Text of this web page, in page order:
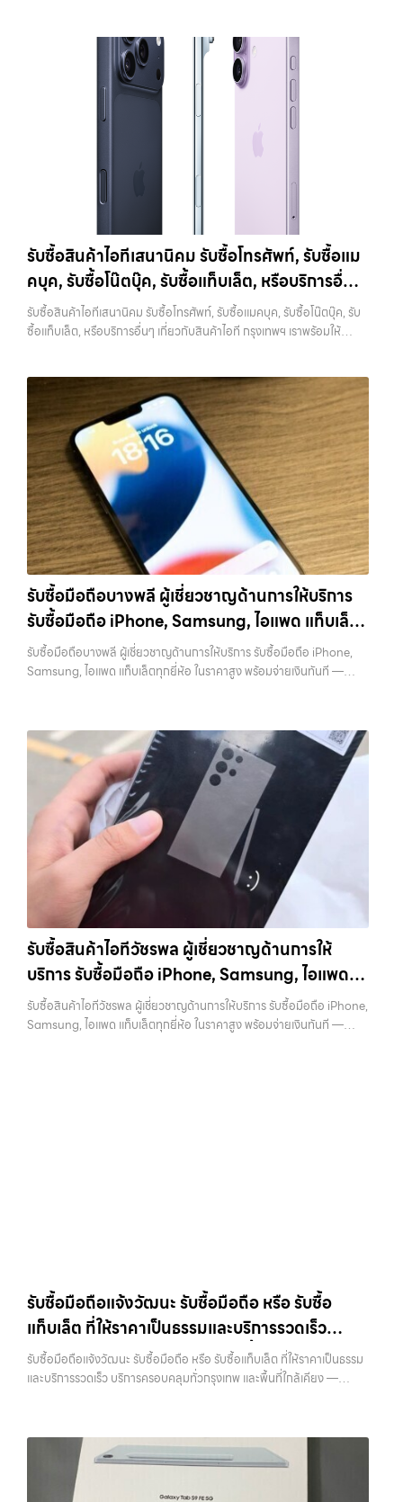
และได้รับการดูแลมาอย่างดี มักจะได้ราคาดีกว่าเครื่องที่มีคราบหรือฝุ่นสะสม
การทำความสะอาดไม่จำเป็นต้องใช้อุปกรณ์พิเศษ เพียงใช้ผ้านุ่มเช็ดหน้าจอ
เช็ดตัวเครื่อง และทำความสะอาดบริเวณเล็กๆ เช่น ช่องลำโพงหรือพอร์ต
ชาร์จ ก็เพียงพอแล้ว หากเป็นการขายผ่านออนไลน์ ภาพถ่ายก็มีผลอย่าง
มาก เครื่องที่ดูดีตั้งแต่ในรูป จะช่วยเพิ่มโอกาสในการต่อรองราคาได้มากขึ้น
5. ตรวจสอบสภาพเครื่องและแบตเตอรี่ สภาพของเครื่องเป็นปัจจัยหลักที่
สิ่งที่ควรตรวจสอบ ได้แก่ หน้าจอมีรอยหรือไม่ กล้องใช้งานได้ปกติหรือไม่
ปุ่มต่างๆ กดได้ครบหรือไม่ ลำโพงและไมโครโฟนทำงานหรือไม่ อีกจุดที่
สำคัญคือแบตเตอรี่ ซึ่งสามารถตรวจสอบได้จากเมนู Battery Health หาก
เปอร์เซ็นต์ยังอยู่ในระดับสูง จะช่วยให้ได้ราคาดีกว่าเครื่องที่แบตเสื่อม ในบาง
กรณี การเปลี่ยนแบตก่อนขายอาจช่วยเพิ่มมูลค่าได้ แต่ควรคำนวณต้นทุนให้
ดีว่าคุ้มค่าหรือไม่ 6. เช็คราคาก่อนขายทุกครั้ง การรู้ราคาตลาดก่อนขายเป็น
สิ่งที่ช่วยให้คุณไม่เสียเปรียบ หลายคนขายโดยไม่เช็คข้อมูล ทำให้โดนกด
ราคามากกว่าที่ควรจะเป็น แนะนำให้ลองเปรียบเทียบราคาจากหลายแหล่ง
ทั้งร้านรับซื้อและช่องทางออนไลน์ เพื่อให้เห็นภาพรวมของราคาในตลาด
ครบช่วยเพิ่มราคา แม้จะไม่ใช่ปัจจัยหลัก แต่การมีอุปกรณ์ครบ เช่น กล่อง
สายชาร์จ หรืออุปกรณ์เสริม จะช่วยเพิ่มความน่าสนใจให้กับเครื่อง สำหรับ
บางรุ่น การมีกล่องครบอาจช่วยเพิ่มราคาได้พอสมควร เพราะผู้ซื้อสามารถ
นำไปขายต่อได้ง่ายขึ้น อย่างไรก็ตาม หากไม่มีอุปกรณ์เหล่านี้ ก็ยังสามารถ
ขายได้ตามปกติ เพียงแต่อาจไม่ได้ราคาสูงเท่ากับเครื่องที่มีครบ 8. เลือกช่อง
ทางการขายให้เหมาะกับตัวเอง การขาย iPhone มีหลายวิธี แต่ละวิธีก็มีข้อดี
และข้อจำกัดต่างกัน การขายเองผ่านแพลตฟอร์มออนไลน์อาจได้ราคาสูง
กว่า แต่ต้องใช้เวลาและมีความเสี่ยงในการเจอผู้ซื้อที่ไม่น่าเชื่อถือ การขายให้
ร้านรับซื้อจะสะดวกและรวดเร็ว แต่ควรเลือกร้านที่มีความน่าเชื่อถือและให้
ราคาตามสภาพจริง อีกทางเลือกหนึ่งคือการใช้บริการจำนำ ซึ่งเหมาะกับคน
ที่ต้องการเงินด่วนแต่ยังไม่อยากขายขาด โดยสามารถเลือกใช้บริการ…
15,000 บาทiPhone 11 Pro 128GB รับซื้อได้ที่ 11,900 บาทราคาตลาด
มือสอง: 17,000 บาทiPhone 11 Pro 256GB รับซื้อได้ที่ 13,300 บาท
ราคาตลาดมือสอง: 19,000 บาทราคารับซื้อ iPhone 11 Pro
Max:iPhone 11 Pro Max 64GB รับซื้อได้ที่ 12,600 บาทราคาตลาดมือ
สอง: 18,000 บาทiPhone 11 Pro Max 128GB รับซื้อได้ที่ 14,000 บาท
ราคาตลาดมือสอง: 20,000 บาทiPhone 11 Pro Max 256GB รับซื้อ
ได้ที่ 15,400 บาทราคาตลาดมือสอง: 22,000 บาท
mini (ปี 2020)iPhone 12 เป็นรุ่นแรกที่รองรับ 5G พร้อมดีไซน์ขอบ
ขึ้นราคารับซื้อ iPhone 12:iPhone 12 64GB รับซื้อได้ที่ 8,750 บาทราคา
บางแค วัชรพล รามอินทรา รับซื้อสินค้าไอทีวังหิน — รับซื้อโทรศัพท์, รับซื้อ
แมคบุค, รับซื้อโน๊ตบุ๊ค, รับซื้อแท็บเล็ต, หรือบริการอื่นๆ เกี่ยวกับสินค้าไอที
กรุงเทพฯ เราพร้อมให้บริการครบวงจร รับซื้อสินค้าไอทีวังหิน รับซื้อ
โทรศัพท์, รับซื้อแมคบุค, รับซื้อโน๊ตบุ๊ค, รับซื้อแท็บเล็ต, หรือบริการอื่นๆ เกี่ยว
กับสินค้าไอที กรุงเทพฯ… รับซื้อสินค้าไอทีวังหิน รับซื้อ iPhone ทุกรุ่น ให้
ราคาสูง พร้อมจ่ายเงินทันที ประสบการณ์เหนือระดับกับการ รับซื้อไอ
เว็บไซต์ที่คุณไว้วางใจได้ สำหรับบริการ รับซื้อ มือถือ iPhone, Samsung,
iPad, แท็บเล็ต ทุกยี่ห้อ ให้ราคาสูง พร้อมจ่ายเงินทันที ครอบคลุมพื้นที่
ลาดพร้าว, รัชดา, บางรัก, แจ้งวัฒนะ, บางแค, วัชรพล, รามอินทรา และเขต
กรุงเทพฯ ใกล้ “ใกล้ ฉัน” ที่สุด ในยุคที่สมาร์ทโฟน แท็บเล็ต และอุปกรณ์ไอที
ใหม่ๆ เปลี่ยนรุ่นกันแทบทุกช่วงเวลา อุปกรณ์ที่คุณใช้แล้วอาจกลายเป็นของ
ที่ไม่ได้ใช้งานอยู่เฉยๆ เว็บไซต์ของเราจึงเกิดขึ้นเพื่อเป็นทางเลือกให้คุณ
สามารถเปลี่ยนอุปกรณ์ที่ไม่ใช้แล้วให้กลายเป็นเงินสดได้ทันที ด้วยบริการ รับ
ซื้อไอโฟน, รับซื้อไอแพด, รับซื้อมือถือ, รับซื้อโทรศัพท์, รับซื้อโน๊ตบุ๊ค, รับซื้อ
แท็บเล็ต, รับซื้อสินค้าไอทีกรุงเทพมหานคร อย่างครบวงจร ไม่ว่าคุณจะอยู่
โซนเมืองหรือเขตชานเมือง เรามีทีมงานพร้อมให้บริการถึงที่ในพื้นที่ “ใกล้
ว่าอุปกรณ์แต่ละชิ้นไม่ใช่แค่เครื่องใช้ไฟฟ้า แต่เป็นทรัพย์สินที่มีมูลค่า คุณอาจ
ต้องการเปลี่ยนรุ่น หรือต้องการเงินด่วน เราจึงมอบบริการประเมินสภาพ
เครื่อง ฟรี ปราบปรามความยุ่งยากทั้งหลาย โดยเน้น โปร่งใส มั่นใจได้ และ
จ่ายเงินทันทีเมื่อตกลงซื้อขายสำเร็จ บริการของเราครอบคลุมทั้ง iPhone
สายใหม่-เก่า, Samsung ทุกรุ่น, iPad และแท็บเล็ตทุกแบรนด์ เรารับถึงแม้
จะอยู่ในสภาพใช้งานแล้ว ตกแต่งแล้ว หรือมีรอยบ้าง เพราะมูลค่าของเครื่อง
ไม่ได้ขึ้นอยู่แค่ยี่ห้อ แต่ขึ้นอยู่กับสภาพจริง ความครบชุด และความสะดวกใน
การขายของคุณ เราจึงตั้งใจให้บริการในเขต ลาดพร้าว, รัชดา, บางรัก,
แจ้งวัฒนะ, บางแค, วัชรพล, รามอินทรา, บางนา, บางพลี, เกษตรนวมินทร์,
เสนานิคม, วังหิน อย่างเต็มที่ ไม่ว่าคุณจะค้นหาคำว่า “รับซื้อมือถือใกล้ฉัน”,
“รับซื้อโทรศัพท์มือสองกรุงเทพ”, “ขาย iPad ได้ราคา”, “รับซื้อแท็บเล็ต
กรุงเทพถึงที่”, หรือ “รับซื้อ Samsung มือสอง ราคาสูง” — ที่นี่คือคำตอบ
เพราะบริการของเรามุ่งตรงให้คุณได้รับราคาและความสะดวกสบายที่เหนือ
กว่า เลือกเราแล้วคุณจะได้บริการที่คุณไว้วางใจ พร้อมทีมงานที่พร้อม
อำนวยความสะดวก นัดรับถึงที่ ตรวจสภาพอย่างมืออาชีพ และจ่ายเงินทันที
ทั้งหมดนี้เพื่อให้การขายอุปกรณ์ของคุณเป็นเรื่องง่ายขึ้น ดีกว่า รวดเร็วกว่า
และคุ้มค่ากว่า ทำไมต้องเลือกเรา ผู้เชี่ยวชาญด้านการให้บริการ รับซื้อมือถือ
วัชรพล, รามอินทรา, รวมถึง บางนา, บางพลี, เกษตรนวมินทร์, เสนานิคม,
วังหินไม่ว่าคุณจะต้องการ รับซื้อโทรศัพท์, รับซื้อแมคบุค, รับซื้อโน๊ตบุ๊ค, รับ
ซื้อแท็บเล็ต, หรือบริการอื่นๆ เกี่ยวกับสินค้าไอที กรุงเทพฯ – เราพร้อมให้
บริการครบวงจร บริการของเรา เราให้บริการแบบครบวงจรสำหรับลูกค้าที่
ต้องการขายอุปกรณ์ไอที ไม่ว่าจะเป็น: รับซื้อไอโฟน ทุกรุ่น…
รับซื้อสินค้าไอทีเสนานิคม รับซื้อโทรศัพท์, รับซื้อแม
คบุค, รับซื้อโน๊ตบุ๊ค, รับซื้อแท็บเล็ต, หรือบริการอื่นๆ
เกี่ยวกับสินค้าไอที กรุงเทพฯ เราพร้อมให้บริการครบ
วงจร
รับซื้อสินค้าไอทีเสนานิคม รับซื้อโทรศัพท์, รับซื้อแมคบุค, รับซื้อโน๊ตบุ๊ค, รับ
ซื้อแท็บเล็ต, หรือบริการอื่นๆ เกี่ยวกับสินค้าไอที กรุงเทพฯ เราพร้อมให้
แจ้งวัฒนะ บางแค วัชรพล รามอินทรา รับซื้อสินค้าไอทีเสนานิคม — รับซื้อ
โทรศัพท์, รับซื้อแมคบุค, รับซื้อโน๊ตบุ๊ค, รับซื้อแท็บเล็ต, หรือบริการอื่นๆ เกี่ยว
กับสินค้าไอที กรุงเทพฯ เราพร้อมให้บริการครบวงจร รับซื้อสินค้าไอที
เสนานิคม รับซื้อโทรศัพท์, รับซื้อแมคบุค, รับซื้อโน๊ตบุ๊ค, รับซื้อแท็บเล็ต, หรือ
บริการอื่นๆ เกี่ยวกับสินค้าไอที กรุงเทพฯ… รับซื้อสินค้าไอทีเสนานิคม รับ
ซื้อ iPad และแท็บเล็ตทุกแบรนด์ ทุกสภาพ — ขอขายง่าย ได้เงินเร็ว
ประสบการณ์เหนือระดับกับการ รับซื้อไอโฟน, รับซื้อไอแพด, รับซื้อมือถือ
ยินดีต้อนรับสู่ “รับซื้อขายมือถือ.com” เว็บไซต์ที่คุณไว้วางใจได้ สำหรับ
บริการ รับซื้อ มือถือ iPhone, Samsung, iPad, แท็บเล็ต ทุกยี่ห้อ ให้ราคา
สูง พร้อมจ่ายเงินทันที ครอบคลุมพื้นที่ ลาดพร้าว, รัชดา, บางรัก,
แจ้งวัฒนะ, บางแค, วัชรพล, รามอินทรา และเขตกรุงเทพฯ ใกล้ “ใกล้ ฉัน”
ที่สุด ในยุคที่สมาร์ทโฟน แท็บเล็ต และอุปกรณ์ไอทีใหม่ๆ เปลี่ยนรุ่นกันแทบ
ทุกช่วงเวลา อุปกรณ์ที่คุณใช้แล้วอาจกลายเป็นของที่ไม่ได้ใช้งานอยู่เฉยๆ
เว็บไซต์ของเราจึงเกิดขึ้นเพื่อเป็นทางเลือกให้คุณสามารถเปลี่ยนอุปกรณ์ที่
ไม่ใช้แล้วให้กลายเป็นเงินสดได้ทันที ด้วยบริการ รับซื้อไอโฟน, รับซื้อไอแพด,
รับซื้อมือถือ, รับซื้อโทรศัพท์, รับซื้อโน๊ตบุ๊ค, รับซื้อแท็บเล็ต, รับซื้อสินค้าไอที
รวดเร็วที่สุด ที่ “รับซื้อขายมือถือ.com” เราเข้าใจดีว่าอุปกรณ์แต่ละชิ้นไม่ใช่
แค่เครื่องใช้ไฟฟ้า แต่เป็นทรัพย์สินที่มีมูลค่า คุณอาจต้องการเปลี่ยนรุ่น หรือ
ต้องการเงินด่วน เราจึงมอบบริการประเมินสภาพเครื่อง ฟรี ปราบปราม
ความยุ่งยากทั้งหลาย โดยเน้น โปร่งใส มั่นใจได้ และจ่ายเงินทันทีเมื่อตกลง
ซื้อขายสำเร็จ บริการของเราครอบคลุมทั้ง iPhone สายใหม่-เก่า,
Samsung ทุกรุ่น, iPad และแท็บเล็ตทุกแบรนด์ เรารับถึงแม้จะอยู่ในสภาพ
ใช้งานแล้ว ตกแต่งแล้ว หรือมีรอยบ้าง เพราะมูลค่าของเครื่องไม่ได้ขึ้นอยู่แค่
ยี่ห้อ แต่ขึ้นอยู่กับสภาพจริง ความครบชุด และความสะดวกในการขายของ
คุณ เราจึงตั้งใจให้บริการในเขต ลาดพร้าว, รัชดา, บางรัก, แจ้งวัฒนะ,
บางแค, วัชรพล, รามอินทรา, บางนา, บางพลี, เกษตรนวมินทร์, เสนานิคม,
วังหิน อย่างเต็มที่ ไม่ว่าคุณจะค้นหาคำว่า “รับซื้อมือถือใกล้ฉัน”, “รับซื้อ
โทรศัพท์มือสองกรุงเทพ”, “ขาย iPad ได้ราคา”, “รับซื้อแท็บเล็ต กรุงเทพ
ถึงที่”, หรือ “รับซื้อ Samsung มือสอง ราคาสูง” — ที่นี่คือคำตอบ เพราะ
บริการของเรามุ่งตรงให้คุณได้รับราคาและความสะดวกสบายที่เหนือกว่า
เลือกเราแล้วคุณจะได้บริการที่คุณไว้วางใจ พร้อมทีมงานที่พร้อมอำนวย
ความสะดวก นัดรับถึงที่ ตรวจสภาพอย่างมืออาชีพ และจ่ายเงินทันที
ทั้งหมดนี้เพื่อให้การขายอุปกรณ์ของคุณเป็นเรื่องง่ายขึ้น ดีกว่า รวดเร็วกว่า
รับซื้อมือถือบางพลี ผู้เชี่ยวชาญด้านการให้บริการ
รับซื้อมือถือ iPhone, Samsung, ไอแพด แท็บเล็ต
ทุกยี่ห้อ ในราคาสูง พร้อมจ่ายเงินทันที
รับซื้อมือถือบางพลี ผู้เชี่ยวชาญด้านการให้บริการ รับซื้อมือถือ iPhone,
Samsung, ไอแพด แท็บเล็ตทุกยี่ห้อ ในราคาสูง พร้อมจ่ายเงินทันที —
วัชรพล รามอินทรา รับซื้อมือถือบางพลี — ผู้เชี่ยวชาญด้านการให้บริการ
รับซื้อมือถือ iPhone, Samsung, ไอแพด แท็บเล็ตทุกยี่ห้อ ในราคาสูง
พร้อมจ่ายเงินทันที รับซื้อมือถือบางพลี ผู้เชี่ยวชาญด้านการให้บริการ รับซื้อ
มือถือ iPhone, Samsung, ไอแพด แท็บเล็ตทุกยี่ห้อ ในราคาสูง พร้อมจ่าย
เงินทันที… รับซื้อมือถือบางพลี ขายอุปกรณ์ไอทีแล้วอยากได้เงินด่วน?
ติดต่อเราเลย! การันตีราคาดี รับเงินทันใจ ประสบการณ์เหนือระดับกับ
การ รับซื้อไอโฟน, รับซื้อไอแพด, รับซื้อมือถือ ยินดีต้อนรับสู่ “รับซื้อขายมือ
ถือ.com” เว็บไซต์ที่คุณไว้วางใจได้ สำหรับบริการ รับซื้อ มือถือ iPhone,
Samsung, iPad, แท็บเล็ต ทุกยี่ห้อ ให้ราคาสูง พร้อมจ่ายเงินทันที
ครอบคลุมพื้นที่ ลาดพร้าว, รัชดา, บางรัก, แจ้งวัฒนะ, บางแค, วัชรพล,
รามอินทรา และเขตกรุงเทพฯ ใกล้ “ใกล้ ฉัน” ที่สุด ในยุคที่สมาร์ทโฟน
แท็บเล็ต และอุปกรณ์ไอทีใหม่ๆ เปลี่ยนรุ่นกันแทบทุกช่วงเวลา อุปกรณ์ที่คุณ
ใช้แล้วอาจกลายเป็นของที่ไม่ได้ใช้งานอยู่เฉยๆ เว็บไซต์ของเราจึงเกิดขึ้นเพื่อ
เป็นทางเลือกให้คุณสามารถเปลี่ยนอุปกรณ์ที่ไม่ใช้แล้วให้กลายเป็นเงินสดได้
ทันที ด้วยบริการ รับซื้อไอโฟน, รับซื้อไอแพด, รับซื้อมือถือ, รับซื้อโทรศัพท์,
รับซื้อโน๊ตบุ๊ค, รับซื้อแท็บเล็ต, รับซื้อสินค้าไอทีกรุงเทพมหานคร อย่างครบ
วงจร ไม่ว่าคุณจะอยู่โซนเมืองหรือเขตชานเมือง เรามีทีมงานพร้อมให้บริการ
ราคาสูง” — ที่นี่คือคำตอบ เพราะบริการของเรามุ่งตรงให้คุณได้รับราคาและ
ความสะดวกสบายที่เหนือกว่า เลือกเราแล้วคุณจะได้บริการที่คุณไว้วางใจ
พร้อมทีมงานที่พร้อมอำนวยความสะดวก นัดรับถึงที่ ตรวจสภาพอย่างมือ
อาชีพ และจ่ายเงินทันที ทั้งหมดนี้เพื่อให้การขายอุปกรณ์ของคุณเป็นเรื่อง
ง่ายขึ้น ดีกว่า รวดเร็วกว่า และคุ้มค่ากว่า ทำไมต้องเลือกเรา ผู้เชี่ยวชาญด้าน
การให้บริการ รับซื้อมือถือ iPhone, Samsung, ไอแพด แท็บเล็ตทุกยี่ห้อ ใน
เกษตรนวมินทร์, เสนานิคม, วังหินไม่ว่าคุณจะต้องการ รับซื้อโทรศัพท์, รับ
ซื้อแมคบุค, รับซื้อโน๊ตบุ๊ค, รับซื้อแท็บเล็ต, หรือบริการอื่นๆ เกี่ยวกับสินค้า
ไอที กรุงเทพฯ – เราพร้อมให้บริการครบวงจร บริการของเรา เราให้บริการ
รับซื้อสินค้าไอทีวัชรพล ผู้เชี่ยวชาญด้านการให้
บริการ รับซื้อมือถือ iPhone, Samsung, ไอแพด
แท็บเล็ตทุกยี่ห้อ ในราคาสูง พร้อมจ่ายเงินทันที
รับซื้อสินค้าไอทีวัชรพล ผู้เชี่ยวชาญด้านการให้บริการ รับซื้อมือถือ iPhone,
Samsung, ไอแพด แท็บเล็ตทุกยี่ห้อ ในราคาสูง พร้อมจ่ายเงินทันที —
แท็บเล็ต และอุปกรณ์ไอทีใหม่ๆ เปลี่ยนรุ่นกันแทบทุกช่วงเวลา อุปกรณ์ที่คุณ
ใช้แล้วอาจกลายเป็นของที่ไม่ได้ใช้งานอยู่เฉยๆ เว็บไซต์ของเราจึงเกิดขึ้นเพื่อ
เป็นทางเลือกให้คุณสามารถเปลี่ยนอุปกรณ์ที่ไม่ใช้แล้วให้กลายเป็นเงินสดได้
ทันที ด้วยบริการ รับซื้อไอโฟน, รับซื้อไอแพด, รับซื้อมือถือ, รับซื้อโทรศัพท์,
รับซื้อโน๊ตบุ๊ค, รับซื้อแท็บเล็ต, รับซื้อสินค้าไอทีกรุงเทพมหานคร อย่างครบ
วงจร ไม่ว่าคุณจะอยู่โซนเมืองหรือเขตชานเมือง เรามีทีมงานพร้อมให้บริการ
ทรัพย์สินที่มีมูลค่า คุณอาจต้องการเปลี่ยนรุ่น หรือต้องการเงินด่วน เราจึง
มอบบริการประเมินสภาพเครื่อง ฟรี ปราบปรามความยุ่งยากทั้งหลาย โดย
เน้น โปร่งใส มั่นใจได้ และจ่ายเงินทันทีเมื่อตกลงซื้อขายสำเร็จ บริการของเรา
ครอบคลุมทั้ง iPhone สายใหม่-เก่า, Samsung ทุกรุ่น, iPad และแท็บเล็ต
รับซื้อมือถือแจ้งวัฒนะ รับซื้อมือถือ หรือ รับซื้อ
แท็บเล็ต ที่ให้ราคาเป็นธรรมและบริการรวดเร็ว
บริการครอบคลุมทั่วกรุงเทพ และพื้นที่ใกล้เคียง
รับซื้อมือถือแจ้งวัฒนะ รับซื้อมือถือ หรือ รับซื้อแท็บเล็ต ที่ให้ราคาเป็นธรรม
และบริการรวดเร็ว บริการครอบคลุมทั่วกรุงเทพ และพื้นที่ใกล้เคียง —
วัชรพล รามอินทรา รับซื้อมือถือแจ้งวัฒนะ — รับซื้อมือถือ หรือ รับซื้อ
แท็บเล็ต ที่ให้ราคาเป็นธรรมและบริการรวดเร็ว บริการครอบคลุมทั่วกรุงเทพ
และพื้นที่ใกล้เคียง รับซื้อมือถือแจ้งวัฒนะ รับซื้อมือถือ หรือ รับซื้อแท็บเล็ต
ที่ให้ราคาเป็นธรรมและบริการรวดเร็ว บริการครอบคลุมทั่วกรุงเทพ และพื้นที่